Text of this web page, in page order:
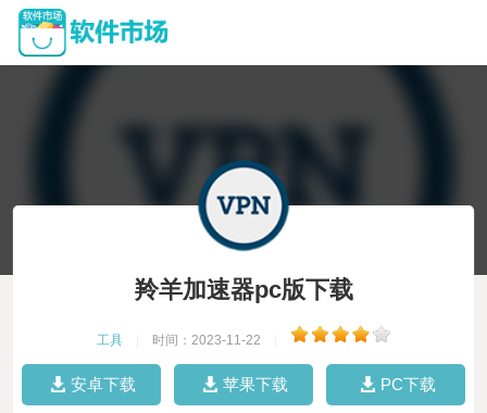
羚羊加速器pc版下载
工具 时间：2023-11-22
安卓下载 苹果下载 PC下载